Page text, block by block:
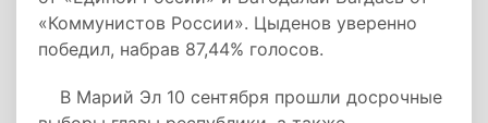
«Коммунистов России». Цыденов уверенно
победил, набрав 87,44% голосов.
В Марий Эл 10 сентября прошли досрочные